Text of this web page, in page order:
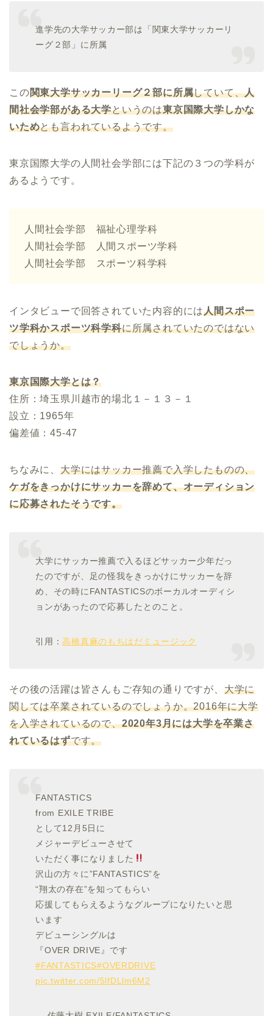
進学先の大学サッカー部は「関東大学サッカーリ
ーグ２部」に所属
この関東大学サッカーリーグ２部に所属していて、人
間社会学部がある大学というのは東京国際大学しかな
いためとも言われているようです。
東京国際大学の人間社会学部には下記の３つの学科が
あるようです。
人間社会学部 福祉心理学科
人間社会学部 人間スポーツ学科
人間社会学部 スポーツ科学科
インタビューで回答されていた内容的には人間スポー
ツ学科かスポーツ科学科に所属されていたのではない
でしょうか。
東京国際大学とは？
住所：埼玉県川越市的場北１－１３－１
設立：1965年
偏差値：45-47
ちなみに、 大学にはサッカー推薦で入学したものの、
ケガをきっかけにサッカーを辞めて、オーディション
に応募されたそうです。
大学にサッカー推薦で入るほどサッカー少年だっ
たのですが、足の怪我をきっかけにサッカーを辞
め、その時にFANTASTICSのボーカルオーディシ
ョンがあったので応募したとのこと。
引用：高橋真麻のもちはだミュージック
その後の活躍は皆さんもご存知の通りですが、 大学に
関しては卒業されているのでしょうか。2016年に大学
を入学されているので、2020年3月には大学を卒業さ
れているはずです。
FANTASTICS
from EXILE TRIBE
として12月5日に
メジャーデビューさせて
いただく事になりました
沢山の方々に”FANTASTICS”を
“翔太の存在”を知ってもらい
応援してもらえるようなグループになりたいと思
います
デビューシングルは
『OVER DRIVE』です
#FANTASTICS#OVERDRIVE
pic.twitter.com/5lfDLlm6M2